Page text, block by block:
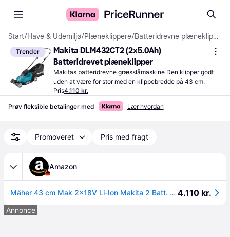
Start/Have & Udemiljø/Plæneklippere/ Batteridrevne plæneklippere
Trender
Makita DLM432CT2 (2x5.0Ah)
Batteridrevet plæneklipper
Makitas batteridrevne græsslåmaskine Den klipper godt
uden at være for stor med en klippebredde på 43 cm.
Pris4.110 kr.
Prøv fleksible betalinger med Lær hvordan
Promoveret Pris med fragt
Amazon
Mäher 43 cm Mak 2x18V Li-Ion Makita 2 Batt. BL1850B + DC18SH Ladegerät - DLM432CT2 4.110 kr.
Annonce